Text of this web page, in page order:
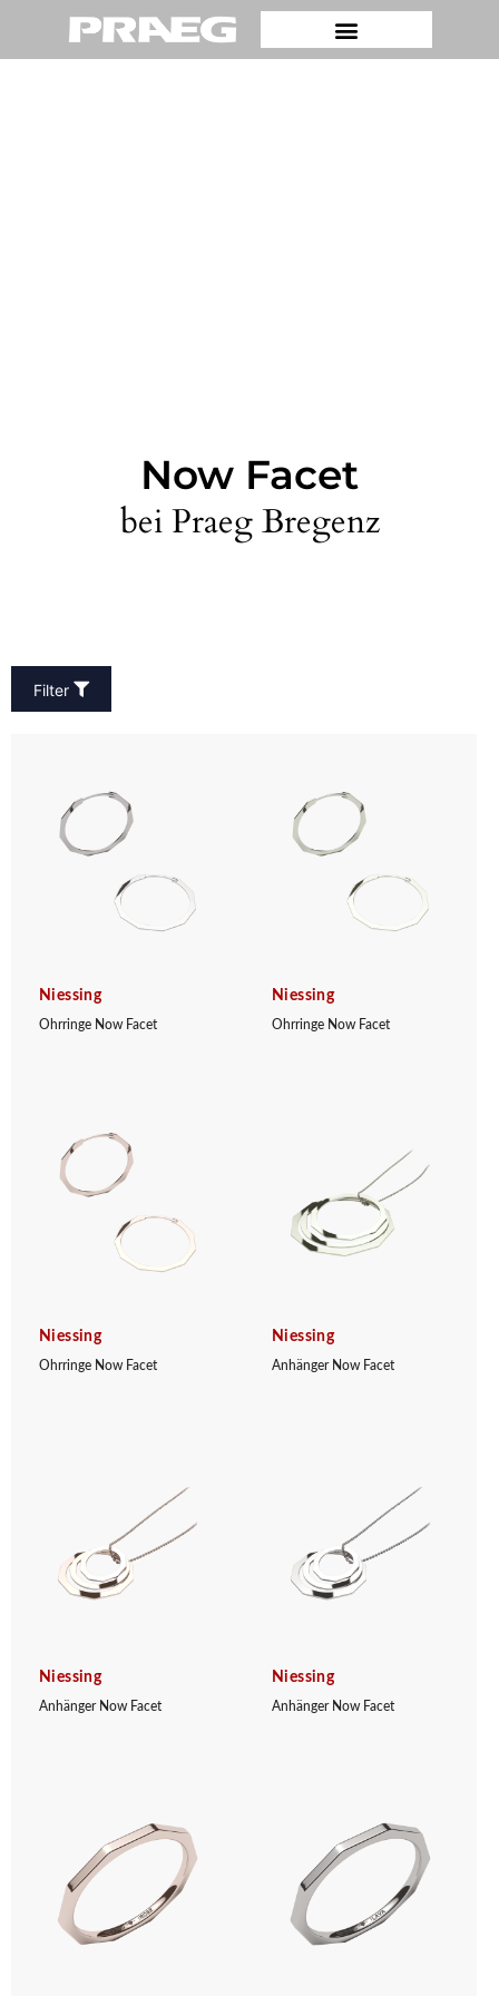
Now Facet
bei Praeg Bregenz
Filter
Niessing
Ohrringe Now Facet
Niessing
Ohrringe Now Facet
Niessing
Ohrringe Now Facet
Niessing
Anhänger Now Facet
Niessing
Anhänger Now Facet
Niessing
Anhänger Now Facet